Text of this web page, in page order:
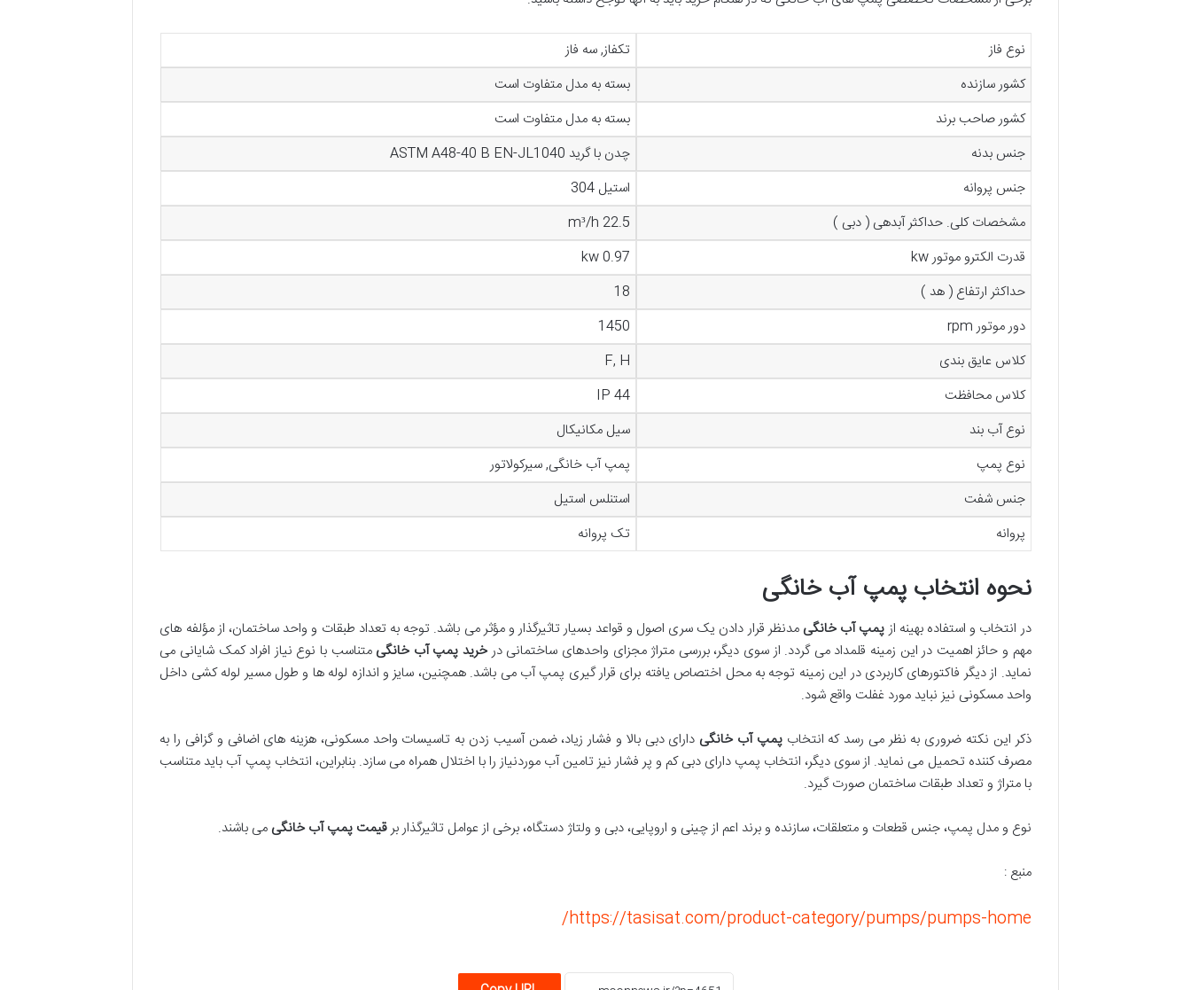
نوع فاز
تکفاز, سه فاز
کشور سازنده
بسته به مدل متفاوت است
کشور صاحب برند
بسته به مدل متفاوت است
جنس بدنه
چدن با گرید ASTM A48-40 B EN-JL1040
جنس پروانه
استیل 304
مشخصات کلی. حداکثر آبدهی ( دبی )
22.5 m³/h
قدرت الکترو موتور kw
0.97 kw
حداکثر ارتفاع ( هد )
18
دور موتور rpm
1450
کلاس عایق بندی
F, H
کلاس محافظت
IP 44
نوع آب بند
سیل مکانیکال
نوع پمپ
پمپ آب خانگی, سیرکولاتور
جنس شفت
استنلس استیل
پروانه
تک پروانه
نحوه انتخاب پمپ آب خانگی
در انتخاب و استفاده بهینه ازپمپ آب خانگی مدنظر قرار دادن یک سری اصول و قواعد بسیار تاثیرگذار و مؤثر می باشد. توجه به تعداد طبقات و واحد ساختمان، از مؤلفه های
مهم و حائز اهمیت در این زمینه قلمداد می گردد. از سوی دیگر، بررسی متراژ مجزای واحدهای ساختمانی درخرید پمپ آب خانگی متناسب با نوع نیاز افراد کمک شایانی می
نماید. از دیگر فاکتورهای کاربردی در این زمینه توجه به محل اختصاص یافته برای قرار گیری پمپ آب می باشد. همچنین، سایز و اندازه لوله ها و طول مسیر لوله کشی داخل
واحد مسکونی نیز نباید مورد غفلت واقع شود.
ذکر این نکته ضروری به نظر می رسد که انتخابپمپ آب خانگی دارای دبی بالا و فشار زیاد، ضمن آسیب زدن به تاسیسات واحد مسکونی، هزینه های اضافی و گزافی را به
مصرف کننده تحمیل می نماید. از سوی دیگر، انتخاب پمپ دارای دبی کم و پر فشار نیز تامین آب موردنیاز را با اختلال همراه می سازد. بنابراین، انتخاب پمپ آب باید متناسب
با متراژ و تعداد طبقات ساختمان صورت گیرد.
نوع و مدل پمپ، جنس قطعات و متعلقات، سازنده و برند اعم از چینی و اروپایی، دبی و ولتاژ دستگاه، برخی از عوامل تاثیرگذار برقیمت پمپ آب خانگی می باشند.
منبع :
https://tasisat.com/product-category/pumps/pumps-home/